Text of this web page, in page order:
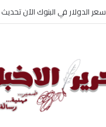
ضبط متهم بممارسة انتحال صفة